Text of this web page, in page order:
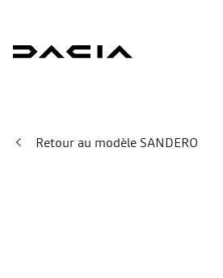
Retour au modèle SANDERO